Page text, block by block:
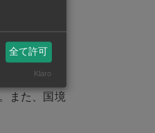
また、国境
全て許可
Klaro